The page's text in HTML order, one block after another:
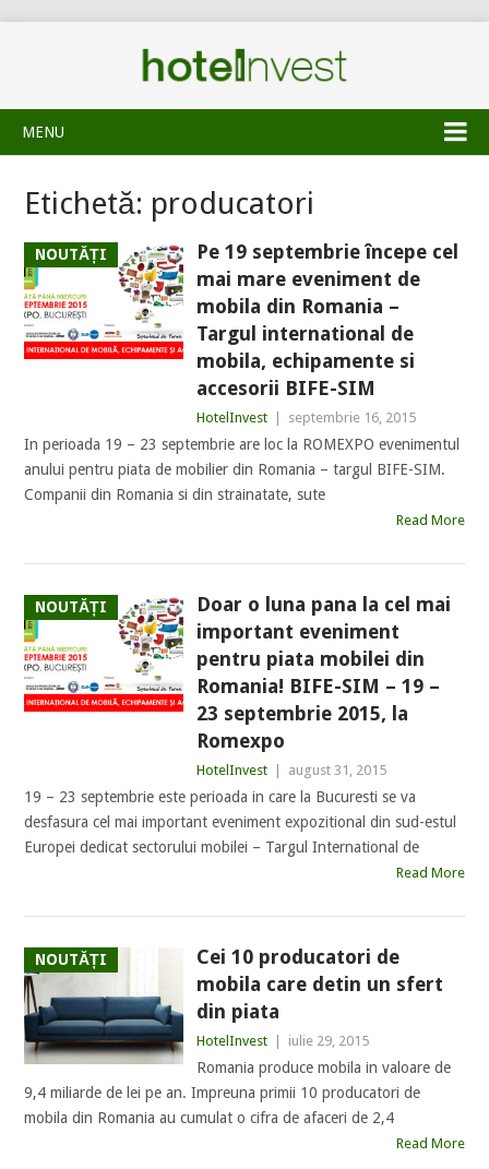
MENU
Etichetă: producatori
NOUTĂȚI
Pe 19 septembrie începe cel
mai mare eveniment de
mobila din Romania –
Targul international de
mobila, echipamente si
accesorii BIFE-SIM
HotelInvest septembrie 16, 2015
In perioada 19 – 23 septembrie are loc la ROMEXPO evenimentul
anului pentru piata de mobilier din Romania – targul BIFE-SIM.
Companii din Romania si din strainatate, sute
Read More
NOUTĂȚI
Doar o luna pana la cel mai
important eveniment
pentru piata mobilei din
Romania! BIFE-SIM – 19 –
23 septembrie 2015, la
Romexpo
HotelInvest august 31, 2015
19 – 23 septembrie este perioada in care la Bucuresti se va
desfasura cel mai important eveniment expozitional din sud-estul
Europei dedicat sectorului mobilei – Targul International de
Read More
NOUTĂȚI
Cei 10 producatori de
mobila care detin un sfert
din piata
HotelInvest iulie 29, 2015
Romania produce mobila in valoare de
9,4 miliarde de lei pe an. Impreuna primii 10 producatori de
mobila din Romania au cumulat o cifra de afaceri de 2,4
Read More